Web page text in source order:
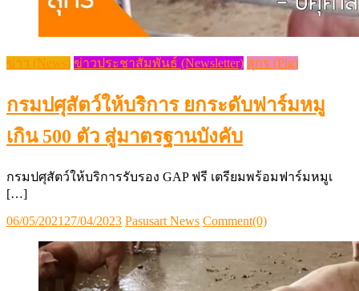
ข่าว (News) ข่าวประชาสัมพันธ์ (Newsletter) สุกร (Pig)
กรมปศุสัตว์ให้บริการ ยกระดับฟาร์มหมู
เกิน 500 ตัว สู่มาตรฐานบังคับ
กรมปศุสัตว์ให้บริการรับรอง GAP ฟรี เตรียมพร้อมฟาร์มหมูเ
[…]
Posted
06/05/202127/04/2023 Author
Pasusart News Comment(0)